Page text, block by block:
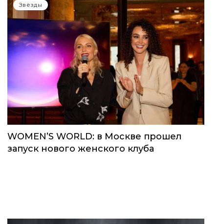
Звёзды
WOMEN’S WORLD: в Москве прошел
запуск нового женского клуба